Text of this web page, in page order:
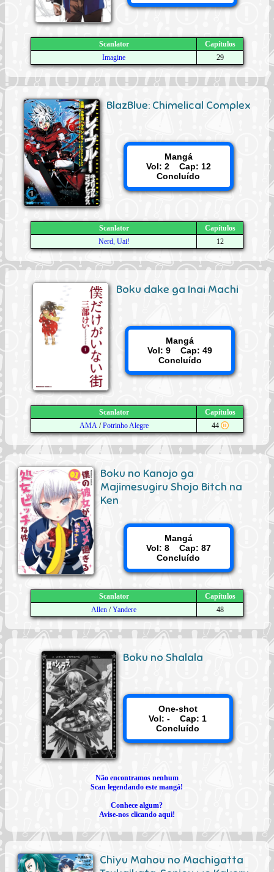
Scanlator
Capítulos
Imagine
29
BlazBlue: Chimelical Complex
Mangá
Vol: 2 Cap: 12
Concluído
Scanlator
Capítulos
Nerd, Uai!
12
Boku dake ga Inai Machi
Mangá
Vol: 9 Cap: 49
Concluído
Scanlator
Capítulos
AMA /Potrinho Alegre 44
Boku no Kanojo ga
Majimesugiru Shojo Bitch na
Ken
Mangá
Vol: 8 Cap: 87
Concluído
Scanlator
Capítulos
Allen /Yandere 48
Boku no Shalala
One-shot
Vol: - Cap: 1
Concluído
Não encontramos nenhum
Scan legendando este mangá!
Conhece algum?
Avise-nos clicando aqui!
Chiyu Mahou no Machigatta